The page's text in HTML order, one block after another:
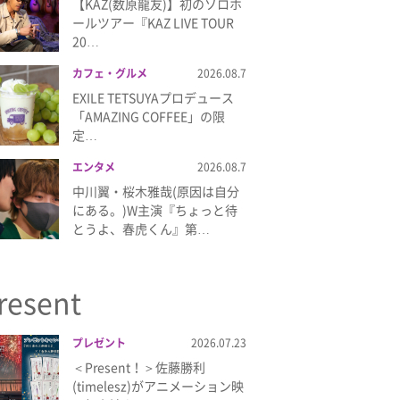
【KAZ(数原龍友)】初のソロホ
ールツアー『KAZ LIVE TOUR
20…
カフェ・グルメ 2026.08.7
EXILE TETSUYAプロデュース
「AMAZING COFFEE」の限
定…
エンタメ 2026.08.7
中川翼・桜木雅哉(原因は自分
にある。)W主演『ちょっと待
とうよ、春虎くん』第…
プレゼント 2026.07.23
＜Present！＞佐藤勝利
(timelesz)がアニメーション映